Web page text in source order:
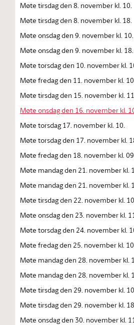
Møte tirsdag den 8. november kl. 10.
Møte tirsdag den 8. november kl. 18.
Møte onsdag den 9. november kl. 10.
Møte onsdag den 9. november kl. 18.
Møte torsdag den 10. november kl.
Møte fredag den 11. november kl.
Møte tirsdag den 15. november kl.
Møte onsdag den 16. november kl.
Møte torsdag 17. november kl. 10.
Møte torsdag den 17. november kl.
Møte fredag den 18. november kl.
Møte mandag den 21. november kl.
Møte mandag den 21. november kl.
Møte tirsdag den 22. november kl.
Møte onsdag den 23. november kl.
Møte torsdag den 24. november kl.
Møte fredag den 25. november kl.
Møte mandag den 28. november kl.
Møte mandag den 28. november kl.
Møte tirsdag den 29. november kl.
Møte tirsdag den 29. november kl.
Møte onsdag den 30. november kl.